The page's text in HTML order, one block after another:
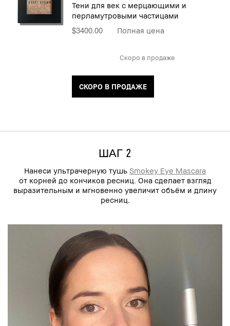
Тени для век с мерцающими и
перламутровыми частицами
$3400.00 Полная цена
Скоро в продаже
СКОРО В ПРОДАЖЕ
ШАГ 2
Нанеси ультрачерную тушь Smokey Eye Mascara
от корней до кончиков ресниц. Она сделает взгляд
выразительным и мгновенно увеличит объём и длину
ресниц.